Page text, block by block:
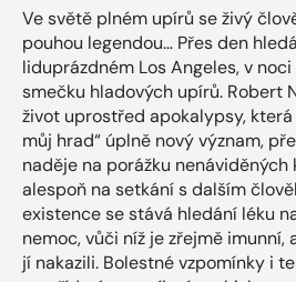
Ve světě plném upírů se živý
pouhou legendou… Přes den
liduprázdném Los Angeles, v
smečku hladových upírů. Robert
život uprostřed apokalypsy,
můj hrad“ úplně nový význam,
naděje na porážku
alespoň na setkání s dalším
existence se stává hledání léku
nemoc, vůči níž je zřejmě imunní,
jí nakazili. Bolestné vzpomínky i